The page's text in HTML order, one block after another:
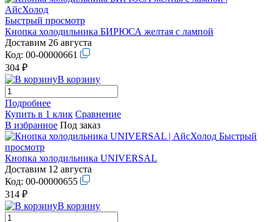
Быстрый просмотр
Кнопка холодильника БИРЮСА желтая с лампой
Доставим 26 августа
Код: 00-00000661
304 ₽
В корзину
Подробнее
Купить в 1 клик Сравнение
В избранное Под заказ
Быстрый
просмотр
Кнопка холодильника UNIVERSAL
Доставим 12 августа
Код: 00-00000655
314 ₽
В корзину